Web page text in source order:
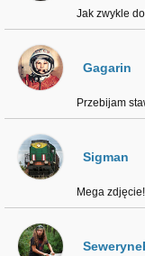
Jak zwykle
Gagarin
Przebijam
Sigman
Mega